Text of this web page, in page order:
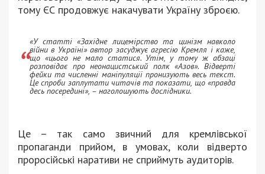
тому ЄС продовжує накачувати Україну зброєю.
«У статті «Західне лицемірство та цинізм навколо
війни в Україні» автор засуджує агресію Кремля і каже,
що «цього не мало статися. Утім, у тому ж абзаці
розповідає про неонацистський полк «Азов». Відверті
фейки та численні маніпуляції пронизують весь текст.
Це спроби заплутати читачів та показати, що «правда
десь посередині», – наголошують дослідники.
Це – так само звичний для кремлівської
пропаганди прийом, в умовах, коли відверто
проросійські наративи не сприймуть аудиторів.